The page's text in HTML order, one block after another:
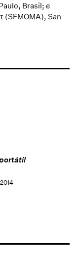
Brasil; e
(SFMOMA), San